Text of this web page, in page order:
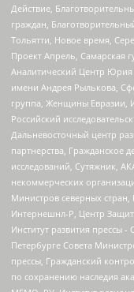
Действие,
граждан,
Тольятти, Новое время,
Проект Апрель, Самарская
Аналитический Центр Юрия
имени Андрея Рылькова,
группа, Женщины Евразии,
Российский
Дальневосточный центр
партнерства, Гражданское
исследований, Сутяжник,
некоммерческих
Министров северных стран,
Интернешнл-Р, Центр
Институт развития прессы
Петербурге Совета
прессы, Гражданский
по сохранению наследия